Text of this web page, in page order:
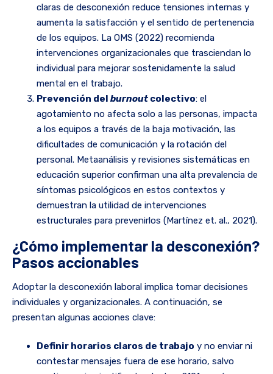
claras de desconexión reduce tensiones internas y
aumenta la satisfacción y el sentido de pertenencia
de los equipos. La OMS (2022) recomienda
intervenciones organizacionales que trasciendan lo
individual para mejorar sostenidamente la salud
mental en el trabajo.
Prevención del burnout colectivo: el
agotamiento no afecta solo a las personas, impacta
a los equipos a través de la baja motivación, las
dificultades de comunicación y la rotación del
personal. Metaanálisis y revisiones sistemáticas en
educación superior confirman una alta prevalencia de
síntomas psicológicos en estos contextos y
demuestran la utilidad de intervenciones
estructurales para prevenirlos (Martínez et. al., 2021).
¿Cómo implementar la desconexión?
Pasos accionables
Adoptar la desconexión laboral implica tomar decisiones
individuales y organizacionales. A continuación, se
presentan algunas acciones clave:
Definir horarios claros de trabajo y no enviar ni
contestar mensajes fuera de ese horario, salvo